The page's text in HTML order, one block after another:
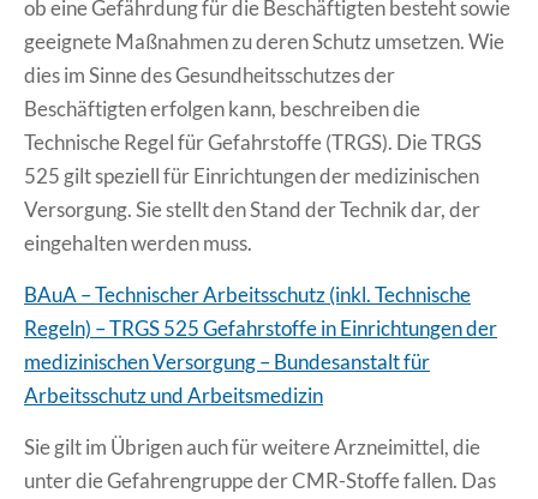
ob eine Gefährdung für die Beschäftigten besteht sowie
geeignete Maßnahmen zu deren Schutz umsetzen. Wie
dies im Sinne des Gesundheitsschutzes der
Beschäftigten erfolgen kann, beschreiben die
Technische Regel für Gefahrstoffe (TRGS). Die TRGS
525 gilt speziell für Einrichtungen der medizinischen
Versorgung. Sie stellt den Stand der Technik dar, der
eingehalten werden muss.
BAuA – Technischer Arbeitsschutz (inkl. Technische
Regeln) – TRGS 525 Gefahrstoffe in Einrichtungen der
medizinischen Versorgung – Bundesanstalt für
Arbeitsschutz und Arbeitsmedizin
Sie gilt im Übrigen auch für weitere Arzneimittel, die
unter die Gefahrengruppe der CMR-Stoffe fallen. Das